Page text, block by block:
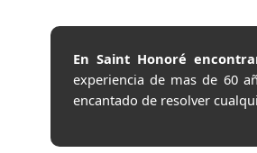
En Saint Honoré
experiencia de mas de 60
encantado de resolver